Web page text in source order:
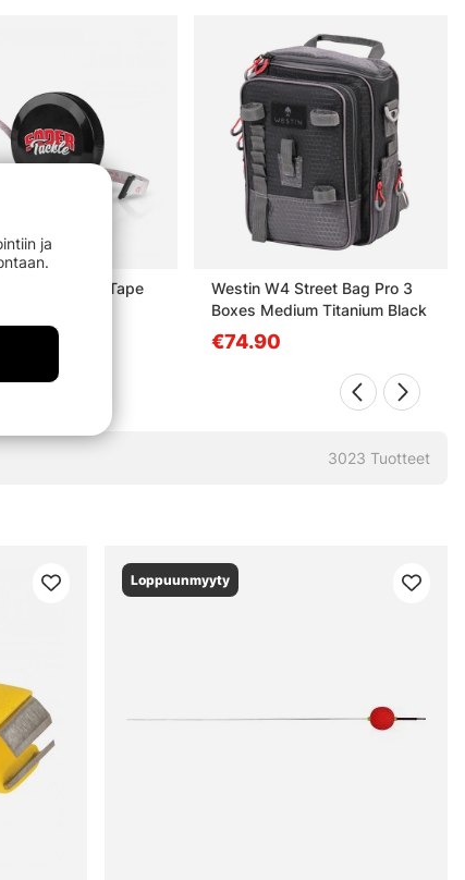
Measure Tape
Westin W4 Street Bag Pro 3
Boxes Medium Titanium Black
€74.90
3023 Tuotteet
Loppuunmyyty
ja